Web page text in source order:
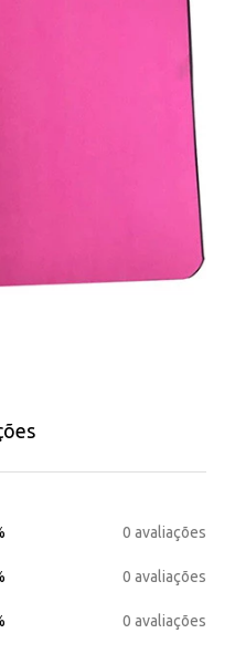
0 avaliações
0 avaliações
0 avaliações